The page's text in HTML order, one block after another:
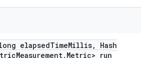
elapsedTimeMillis,
Hash
Measurement. Metric> run